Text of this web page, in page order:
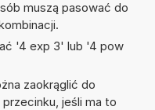
muszą pasować do
'4 exp 3' lub '4 pow
zaokrąglić do
jeśli ma to